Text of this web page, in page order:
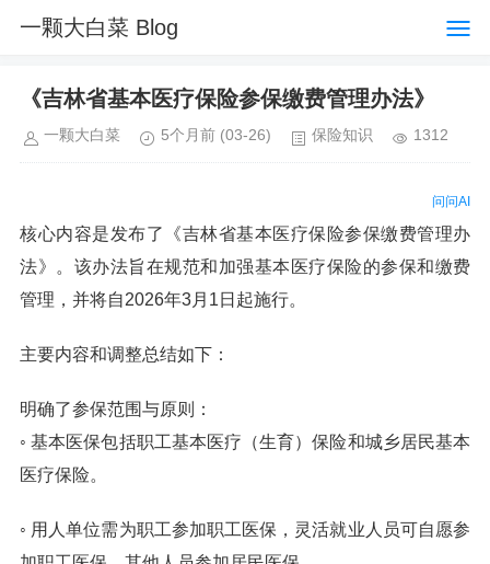
一颗大白菜 Blog
《吉林省基本医疗保险参保缴费管理办法》
一颗大白菜 5个月前 (03-26) 保险知识 1312
问问AI
核心内容是发布了《吉林省基本医疗保险参保缴费管理办
法》。该办法旨在规范和加强基本医疗保险的参保和缴费
管理，并将自2026年3月1日起施行。
主要内容和调整总结如下：
明确了参保范围与原则：
◦ 基本医保包括职工基本医疗（生育）保险和城乡居民基本
医疗保险。
◦ 用人单位需为职工参加职工医保，灵活就业人员可自愿参